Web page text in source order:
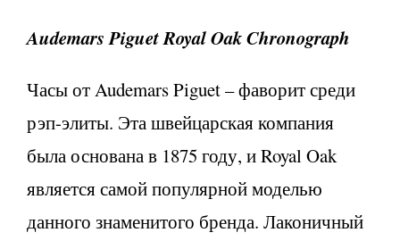
Audemars Piguet Royal Oak Chronograph
Часы от Audemars Piguet – фаворит среди
рэп-элиты. Эта швейцарская компания
была основана в 1875 году, и Royal Oak
является самой популярной моделью
данного знаменитого бренда. Лаконичный